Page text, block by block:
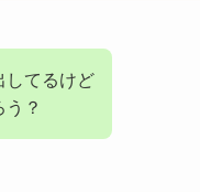
してるけど
？